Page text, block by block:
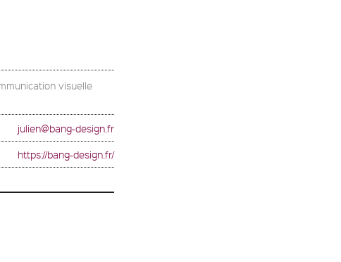
visuelle
julien@bang-design.fr
https://bang-design.fr/